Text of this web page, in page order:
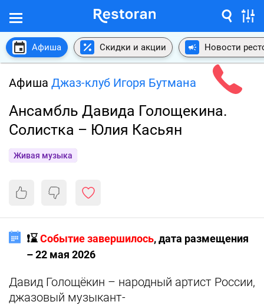
Афиша Скидки и акции Новости
Афиша Джаз-клуб Игоря Бутмана
Ансамбль Давида Голощекина.
Солистка – Юлия Касьян
Живая музыка
❗️⌛️Событие завершилось, дата размещения
– 22 мая 2026
Давид Голощёкин – народный артист России,
джазовый музыкант-